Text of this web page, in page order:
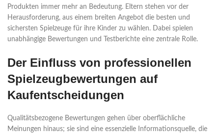
Produkten immer mehr an Bedeutung. Eltern stehen vor der
Herausforderung, aus einem breiten Angebot die besten und
sichersten Spielzeuge für ihre Kinder zu wählen. Dabei spielen
unabhängige Bewertungen und Testberichte eine zentrale Rolle.
Der Einfluss von professionellen
Spielzeugbewertungen auf
Kaufentscheidungen
Qualitätsbezogene Bewertungen gehen über oberflächliche
Meinungen hinaus; sie sind eine essenzielle Informationsquelle, die